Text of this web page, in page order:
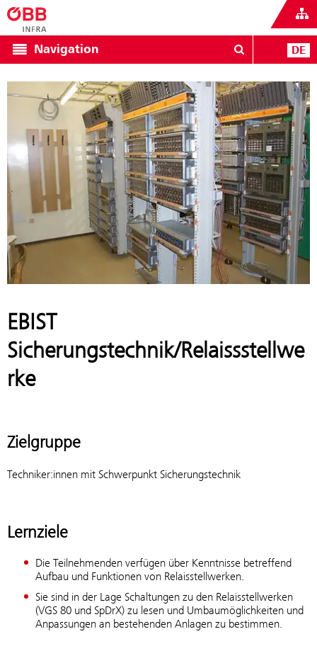
Navigation DE
EBIST
Sicherungstechnik/Relaissstellwe
rke
Zielgruppe
Techniker:innen mit Schwerpunkt Sicherungstechnik
Lernziele
Die Teilnehmenden verfügen über Kenntnisse betreffend
Aufbau und Funktionen von Relaisstellwerken.
Sie sind in der Lage Schaltungen zu den Relaisstellwerken
(VGS 80 und SpDrX) zu lesen und Umbaumöglichkeiten und
Anpassungen an bestehenden Anlagen zu bestimmen.